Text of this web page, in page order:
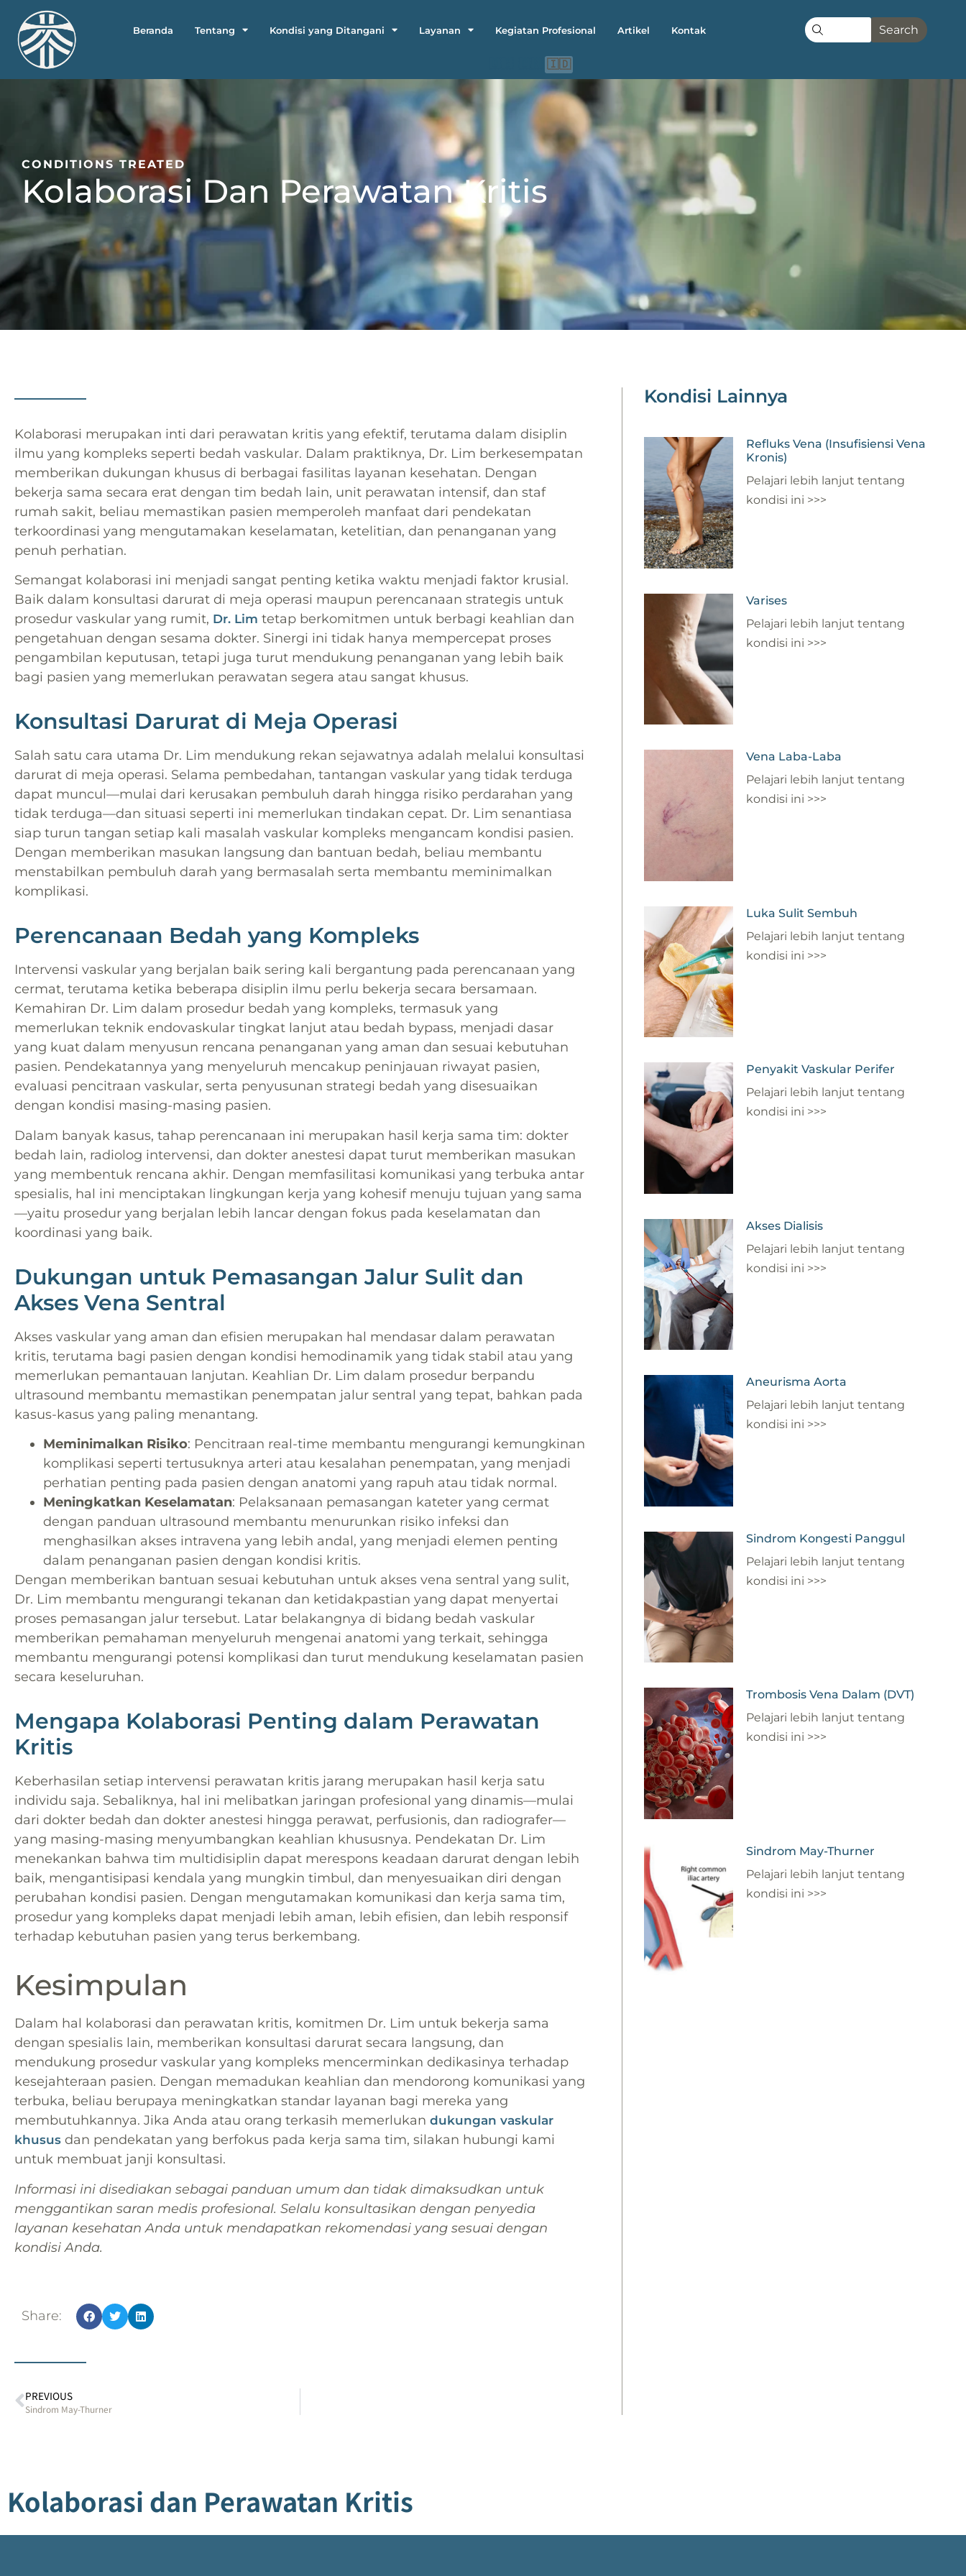
Beranda Tentang Kondisi yang Ditangani Layanan Kegiatan Profesional Artikel Kontak Search
🇮🇩
CONDITIONS TREATED
Kolaborasi Dan Perawatan Kritis
Kolaborasi merupakan inti dari perawatan kritis yang efektif, terutama dalam disiplin
ilmu yang kompleks seperti bedah vaskular. Dalam praktiknya, Dr. Lim berkesempatan
memberikan dukungan khusus di berbagai fasilitas layanan kesehatan. Dengan
bekerja sama secara erat dengan tim bedah lain, unit perawatan intensif, dan staf
rumah sakit, beliau memastikan pasien memperoleh manfaat dari pendekatan
terkoordinasi yang mengutamakan keselamatan, ketelitian, dan penanganan yang
penuh perhatian.
Semangat kolaborasi ini menjadi sangat penting ketika waktu menjadi faktor krusial.
Baik dalam konsultasi darurat di meja operasi maupun perencanaan strategis untuk
prosedur vaskular yang rumit, Dr. Lim tetap berkomitmen untuk berbagi keahlian dan
pengetahuan dengan sesama dokter. Sinergi ini tidak hanya mempercepat proses
pengambilan keputusan, tetapi juga turut mendukung penanganan yang lebih baik
bagi pasien yang memerlukan perawatan segera atau sangat khusus.
Konsultasi Darurat di Meja Operasi
Salah satu cara utama Dr. Lim mendukung rekan sejawatnya adalah melalui konsultasi
darurat di meja operasi. Selama pembedahan, tantangan vaskular yang tidak terduga
dapat muncul—mulai dari kerusakan pembuluh darah hingga risiko perdarahan yang
tidak terduga—dan situasi seperti ini memerlukan tindakan cepat. Dr. Lim senantiasa
siap turun tangan setiap kali masalah vaskular kompleks mengancam kondisi pasien.
Dengan memberikan masukan langsung dan bantuan bedah, beliau membantu
menstabilkan pembuluh darah yang bermasalah serta membantu meminimalkan
komplikasi.
Perencanaan Bedah yang Kompleks
Intervensi vaskular yang berjalan baik sering kali bergantung pada perencanaan yang
cermat, terutama ketika beberapa disiplin ilmu perlu bekerja secara bersamaan.
Kemahiran Dr. Lim dalam prosedur bedah yang kompleks, termasuk yang
memerlukan teknik endovaskular tingkat lanjut atau bedah bypass, menjadi dasar
yang kuat dalam menyusun rencana penanganan yang aman dan sesuai kebutuhan
pasien. Pendekatannya yang menyeluruh mencakup peninjauan riwayat pasien,
evaluasi pencitraan vaskular, serta penyusunan strategi bedah yang disesuaikan
dengan kondisi masing-masing pasien.
Dalam banyak kasus, tahap perencanaan ini merupakan hasil kerja sama tim: dokter
bedah lain, radiolog intervensi, dan dokter anestesi dapat turut memberikan masukan
yang membentuk rencana akhir. Dengan memfasilitasi komunikasi yang terbuka antar
spesialis, hal ini menciptakan lingkungan kerja yang kohesif menuju tujuan yang sama
—yaitu prosedur yang berjalan lebih lancar dengan fokus pada keselamatan dan
koordinasi yang baik.
Dukungan untuk Pemasangan Jalur Sulit dan
Akses Vena Sentral
Akses vaskular yang aman dan efisien merupakan hal mendasar dalam perawatan
kritis, terutama bagi pasien dengan kondisi hemodinamik yang tidak stabil atau yang
memerlukan pemantauan lanjutan. Keahlian Dr. Lim dalam prosedur berpandu
ultrasound membantu memastikan penempatan jalur sentral yang tepat, bahkan pada
kasus-kasus yang paling menantang.
Meminimalkan Risiko: Pencitraan real-time membantu mengurangi kemungkinan
komplikasi seperti tertusuknya arteri atau kesalahan penempatan, yang menjadi
perhatian penting pada pasien dengan anatomi yang rapuh atau tidak normal.
Meningkatkan Keselamatan: Pelaksanaan pemasangan kateter yang cermat
dengan panduan ultrasound membantu menurunkan risiko infeksi dan
menghasilkan akses intravena yang lebih andal, yang menjadi elemen penting
dalam penanganan pasien dengan kondisi kritis.
Dengan memberikan bantuan sesuai kebutuhan untuk akses vena sentral yang sulit,
Dr. Lim membantu mengurangi tekanan dan ketidakpastian yang dapat menyertai
proses pemasangan jalur tersebut. Latar belakangnya di bidang bedah vaskular
memberikan pemahaman menyeluruh mengenai anatomi yang terkait, sehingga
membantu mengurangi potensi komplikasi dan turut mendukung keselamatan pasien
secara keseluruhan.
Mengapa Kolaborasi Penting dalam Perawatan
Kritis
Keberhasilan setiap intervensi perawatan kritis jarang merupakan hasil kerja satu
individu saja. Sebaliknya, hal ini melibatkan jaringan profesional yang dinamis—mulai
dari dokter bedah dan dokter anestesi hingga perawat, perfusionis, dan radiografer—
yang masing-masing menyumbangkan keahlian khususnya. Pendekatan Dr. Lim
menekankan bahwa tim multidisiplin dapat merespons keadaan darurat dengan lebih
baik, mengantisipasi kendala yang mungkin timbul, dan menyesuaikan diri dengan
perubahan kondisi pasien. Dengan mengutamakan komunikasi dan kerja sama tim,
prosedur yang kompleks dapat menjadi lebih aman, lebih efisien, dan lebih responsif
terhadap kebutuhan pasien yang terus berkembang.
Kesimpulan
Dalam hal kolaborasi dan perawatan kritis, komitmen Dr. Lim untuk bekerja sama
dengan spesialis lain, memberikan konsultasi darurat secara langsung, dan
mendukung prosedur vaskular yang kompleks mencerminkan dedikasinya terhadap
kesejahteraan pasien. Dengan memadukan keahlian dan mendorong komunikasi yang
terbuka, beliau berupaya meningkatkan standar layanan bagi mereka yang
membutuhkannya. Jika Anda atau orang terkasih memerlukan dukungan vaskular
khusus dan pendekatan yang berfokus pada kerja sama tim, silakan hubungi kami
untuk membuat janji konsultasi.
Informasi ini disediakan sebagai panduan umum dan tidak dimaksudkan untuk
menggantikan saran medis profesional. Selalu konsultasikan dengan penyedia
layanan kesehatan Anda untuk mendapatkan rekomendasi yang sesuai dengan
kondisi Anda.
Share:
PREVIOUS
Sindrom May-Thurner
Kondisi Lainnya
Refluks Vena (Insufisiensi Vena
Kronis)
Pelajari lebih lanjut tentang
kondisi ini >>>
Varises
Pelajari lebih lanjut tentang
kondisi ini >>>
Vena Laba-Laba
Pelajari lebih lanjut tentang
kondisi ini >>>
Luka Sulit Sembuh
Pelajari lebih lanjut tentang
kondisi ini >>>
Penyakit Vaskular Perifer
Pelajari lebih lanjut tentang
kondisi ini >>>
Akses Dialisis
Pelajari lebih lanjut tentang
kondisi ini >>>
Aneurisma Aorta
Pelajari lebih lanjut tentang
kondisi ini >>>
Sindrom Kongesti Panggul
Pelajari lebih lanjut tentang
kondisi ini >>>
Trombosis Vena Dalam (DVT)
Pelajari lebih lanjut tentang
kondisi ini >>>
Sindrom May-Thurner
Pelajari lebih lanjut tentang
kondisi ini >>>
Kolaborasi dan Perawatan Kritis